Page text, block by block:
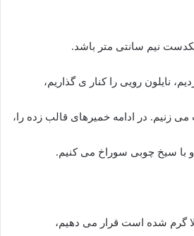
نیم سانتی متر باشد.
نایلون رویی را کنار ی گذاریم،
می زنیم. در ادامه خمیرهای قالب زده را،
با سیخ چوبی سوراخ می کنیم.
گرم شده است قرار می دهیم،